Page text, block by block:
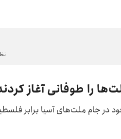
را طوفانی آغاز
در جام ملت‌های آسیا برابر